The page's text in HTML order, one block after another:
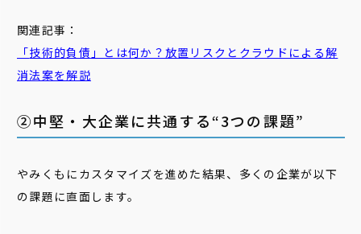
関連記事：
「技術的負債 」とは何か？放置リスクとクラウドによる解
消法案を解説
②中堅・大企業に共通する“3つの課題”
やみくもにカスタマイズを進めた結果、多くの企業が以下
の課題に直面します。